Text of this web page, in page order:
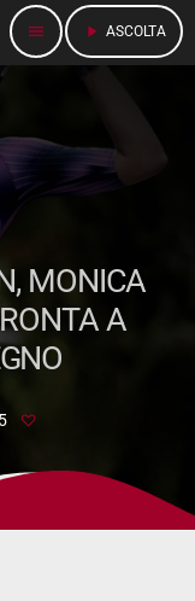
menu play_arrow ASCOLTA
MONICA
A